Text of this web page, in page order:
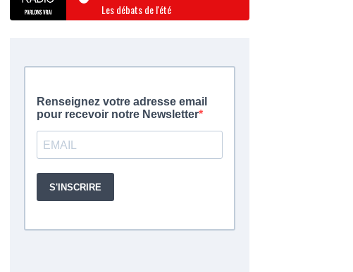
Les débats de l'été